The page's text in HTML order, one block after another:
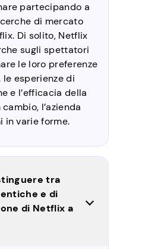
partecipando a
di mercato
Di solito, Netflix
sugli spettatori
le loro preferenze
esperienze di
e l’efficacia della
l’azienda
in varie forme.
tra
e di
di Netflix a